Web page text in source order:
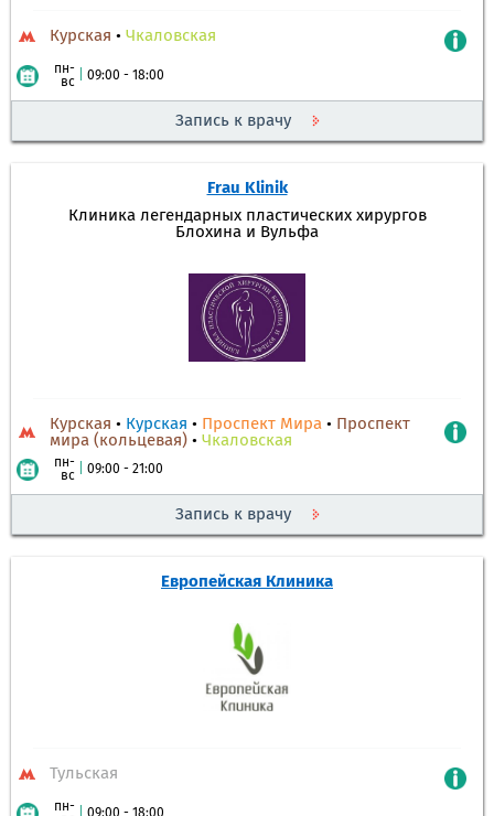
Курская • Чкаловская
пн-
вс
09:00 - 18:00
Запись к врачу
Frau Klinik
Клиника легендарных пластических хирургов
Блохина и Вульфа
Курская • Курская • Проспект Мира • Проспект
мира (кольцевая) • Чкаловская
пн-
вс
09:00 - 21:00
Запись к врачу
Европейская Клиника
Тульская
пн-